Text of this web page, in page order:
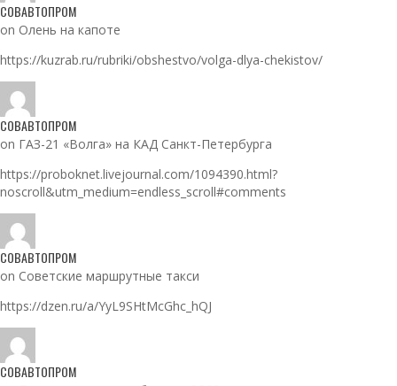
СОВАВТОПРОМ
on Олень на капоте
https://kuzrab.ru/rubriki/obshestvo/volga-dlya-chekistov/
СОВАВТОПРОМ
on ГАЗ-21 «Волга» на КАД Санкт-Петербурга
https://proboknet.livejournal.com/1094390.html?
noscroll&utm_medium=endless_scroll#comments
СОВАВТОПРОМ
on Советские маршрутные такси
https://dzen.ru/a/YyL9SHtMcGhc_hQJ
СОВАВТОПРОМ